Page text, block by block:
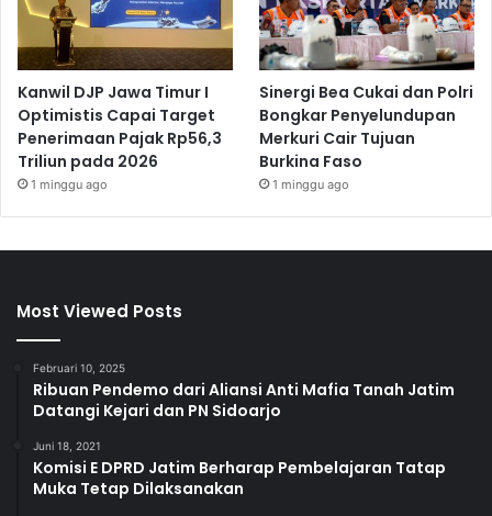
Kanwil DJP Jawa Timur I
Optimistis Capai Target
Penerimaan Pajak Rp56,3
Triliun pada 2026
1 minggu ago
Sinergi Bea Cukai dan Polri
Bongkar Penyelundupan
Merkuri Cair Tujuan
Burkina Faso
1 minggu ago
Most Viewed Posts
Februari 10, 2025
Ribuan Pendemo dari Aliansi Anti Mafia Tanah Jatim
Datangi Kejari dan PN Sidoarjo
Juni 18, 2021
Komisi E DPRD Jatim Berharap Pembelajaran Tatap
Muka Tetap Dilaksanakan